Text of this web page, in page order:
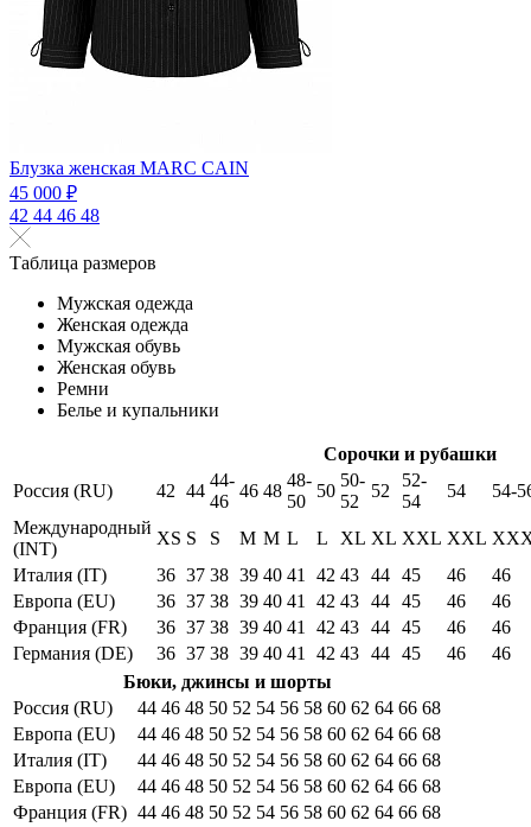
Блузка женская MARC CAIN
45 000 ₽
42 44 46 48
Таблица размеров
Мужская одежда
Женская одежда
Мужская обувь
Женская обувь
Ремни
Белье и купальники
Сорочки и рубашки
Россия (RU)
42 44
44-
46
46 48
48-
50
50
50-
52
52
52-
54
54
54-
Международный
(INT)
XS S S M M L L XL XL XXL XXL
Италия (IT)
36 37 38 39 40 41 42 43 44 45 46
46
Европа (EU)
36 37 38 39 40 41 42 43 44 45 46
46
Франция (FR)
36 37 38 39 40 41 42 43 44 45 46
46
Германия (DE)
36 37 38 39 40 41 42 43 44 45 46
46
Бюки, джинсы и шорты
Россия (RU)
44 46 48 50 52 54 56 58 60 62 64 66 68
Европа (EU)
44 46 48 50 52 54 56 58 60 62 64 66 68
Италия (IT)
44 46 48 50 52 54 56 58 60 62 64 66 68
Европа (EU)
44 46 48 50 52 54 56 58 60 62 64 66 68
Франция (FR) 44 46 48 50 52 54 56 58 60 62 64 66 68